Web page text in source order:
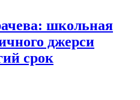
школьная
джерси
срок